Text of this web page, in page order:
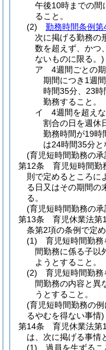
午後10時までの間
ること。
(2)
勤務時間条例第
次に掲げる勤務の
数を超えず、かつ
ないものに限る。)
ア
4週間ごとの
期間につき1週
時間35分、23時
勤務すること。
イ
4週間を超え
割合の日を週休
勤務時間が19時
は24時間35分と
(育児短時間勤務の
第12条
育児短時間勤
則で定めるところに
る日又はその期間の
る。
(育児短時間勤務の
第13条
育児休業法第
条第2項の条例で定
(1)
育児短時間勤
間勤務に係る子以
ようとすること。
(2)
育児短時間勤
間勤務の内容と異
うとすること。
(育児短時間勤務の
るやむを得ない事情)
第14条
育児休業法第
は、次に掲げる事情
(1)
過員を生ずるこ